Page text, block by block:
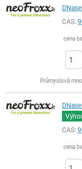
CAS:
cena
Průmyslová
CAS:
cena